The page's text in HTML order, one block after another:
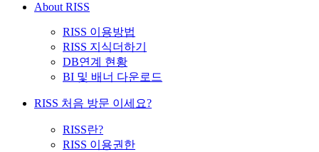
About RISS
RISS 이용방법
RISS 지식더하기
DB연계 현황
BI 및 배너 다운로드
RISS 처음 방문 이세요?
RISS란?
RISS 이용권한